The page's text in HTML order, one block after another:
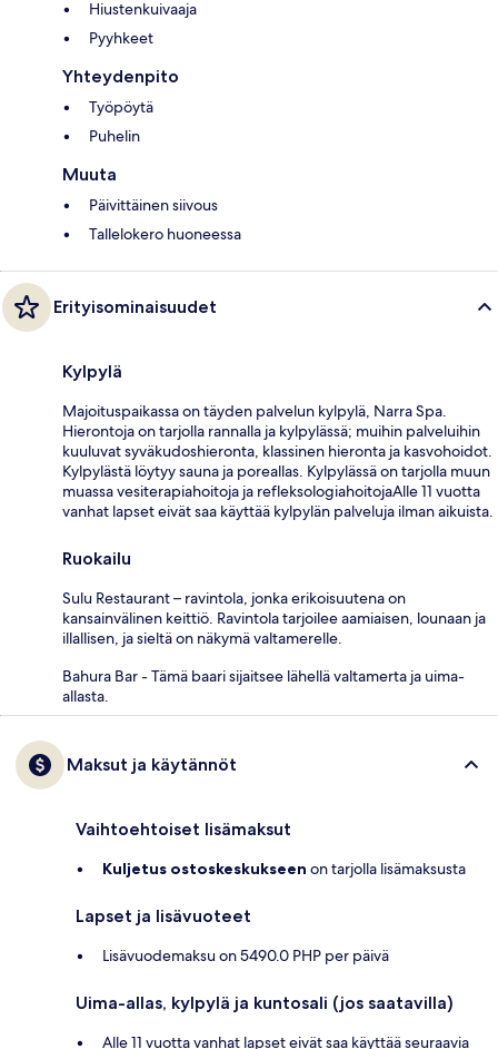
Hiustenkuivaaja
Pyyhkeet
Yhteydenpito
Työpöytä
Puhelin
Muuta
Päivittäinen siivous
Tallelokero huoneessa
Erityisominaisuudet
Kylpylä
Majoituspaikassa on täyden palvelun kylpylä, Narra Spa.
Hierontoja on tarjolla rannalla ja kylpylässä; muihin palveluihin
kuuluvat syväkudoshieronta, klassinen hieronta ja kasvohoidot.
Kylpylästä löytyy sauna ja poreallas. Kylpylässä on tarjolla muun
muassa vesiterapiahoitoja ja refleksologiahoitojaAlle 11 vuotta
vanhat lapset eivät saa käyttää kylpylän palveluja ilman aikuista.
Ruokailu
Sulu Restaurant – ravintola, jonka erikoisuutena on
kansainvälinen keittiö. Ravintola tarjoilee aamiaisen, lounaan ja
illallisen, ja sieltä on näkymä valtamerelle.
Bahura Bar - Tämä baari sijaitsee lähellä valtamerta ja uima-
allasta.
Maksut ja käytännöt
Vaihtoehtoiset lisämaksut
Kuljetus ostoskeskukseen on tarjolla lisämaksusta
Lapset ja lisävuoteet
Lisävuodemaksu on 5490.0 PHP per päivä
Uima-allas, kylpylä ja kuntosali (jos saatavilla)
Alle 11 vuotta vanhat lapset eivät saa käyttää seuraavia